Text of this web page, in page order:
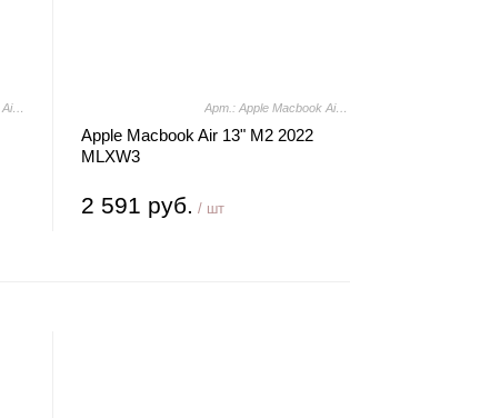
Арт.: Apple Macbook Air 13" M2 2022 MLXY3 Арт.: Apple Macbook Air 13" M2 2022 MLXW3
Apple Macbook Air 13" M2 2022
MLXW3
2 591 руб. / шт